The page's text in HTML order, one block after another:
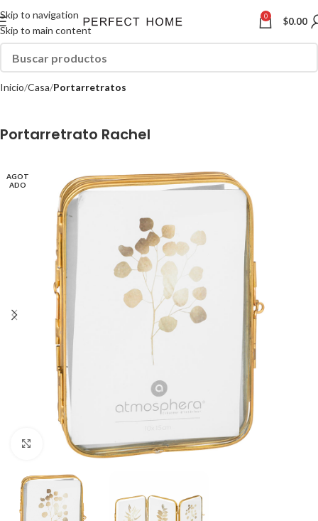
Skip to navigation
Skip to main content
0 $0.00
Inicio Casa Portarretratos
Portarretrato Rachel
AGOT
ADO
Click to enlarge